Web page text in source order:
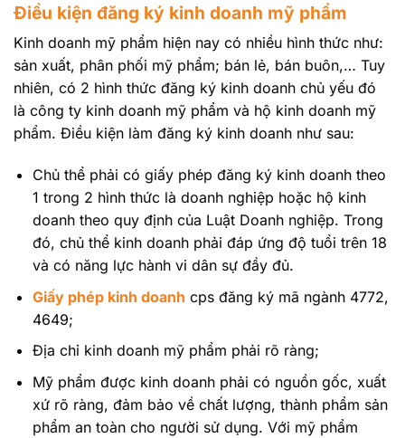
Điều kiện đăng ký kinh doanh mỹ phẩm
Kinh doanh mỹ phẩm hiện nay có nhiều hình thức như:
sản xuất, phân phối mỹ phẩm; bán lẻ, bán buôn,… Tuy
nhiên, có 2 hình thức đăng ký kinh doanh chủ yếu đó
là công ty kinh doanh mỹ phẩm và hộ kinh doanh mỹ
phẩm. Điều kiện làm đăng ký kinh doanh như sau:
Chủ thể phải có giấy phép đăng ký kinh doanh theo
1 trong 2 hình thức là doanh nghiệp hoặc hộ kinh
doanh theo quy định của Luật Doanh nghiệp. Trong
đó, chủ thể kinh doanh phải đáp ứng độ tuổi trên 18
và có năng lực hành vi dân sự đầy đủ.
Giấy phép kinh doanh cps đăng ký mã ngành 4772,
4649;
Địa chỉ kinh doanh mỹ phẩm phải rõ ràng;
Mỹ phẩm được kinh doanh phải có nguồn gốc, xuất
xứ rõ ràng, đảm bảo về chất lượng, thành phẩm sản
phẩm an toàn cho người sử dụng. Với mỹ phẩm